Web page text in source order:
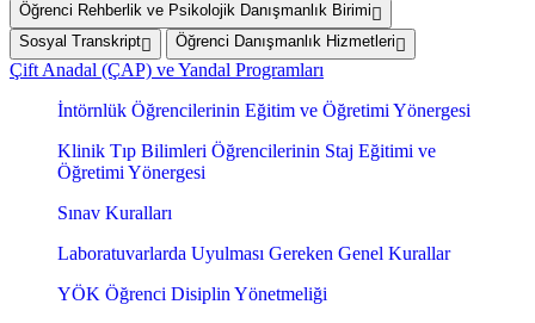
Öğrenci Rehberlik ve Psikolojik Danışmanlık Birimi
Sosyal Transkript
Öğrenci Danışmanlık Hizmetleri
Çift Anadal (ÇAP) ve Yandal Programları
İntörnlük Öğrencilerinin Eğitim ve Öğretimi Yönergesi
Klinik Tıp Bilimleri Öğrencilerinin Staj Eğitimi ve
Öğretimi Yönergesi
Sınav Kuralları
Laboratuvarlarda Uyulması Gereken Genel Kurallar
YÖK Öğrenci Disiplin Yönetmeliği